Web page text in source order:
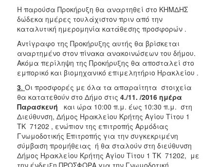
Η παρούσα Προκήρυξη θα αναρτηθεί στο ΚΗΜΔΗΣ
δώδεκα ημέρες τουλάχιστον πριν από την
καταλυτική ημερομηνία κατάθεσης προσφορών .
Αντίγραφο της Προκήρυξης αυτής θα βρίσκεται
αναρτημένο στον πίνακα ανακοινώσεων του δήμου.
Ακόμα περίληψη της Προκήρυξης θα αποσταλεί στο
εμπορικό και βιομηχανικό επιμελητήριο Ηρακλείου .
3. Οι προσφορές με όλα τα απαραίτητα στοιχεία
θα κατατεθούν στο Δήμο στις 4./11. /2016 ημέρα
Παρασκευή
και ώρα 10:00 π.μ. έως 10:30 π.μ. στη
Διεύθυνση, Δήμος Ηρακλείου Κρήτης Αγίου Τίτου 1
ΤΚ 71202 , ενώπιον της επιτροπής Αρμόδιας
Γνωμοδοτικής Επιτροπής για την συγκεκριμένη
σύμβαση προμήθειας ή θα σταλούν στη διεύθυνση
Δήμος Ηρακλείου Κρήτης Αγίου Τίτου 1 ΤΚ 71202, με
την ένδειξη ΠΡΟΣΦΟΡΑ για την Γνωμοδοτική